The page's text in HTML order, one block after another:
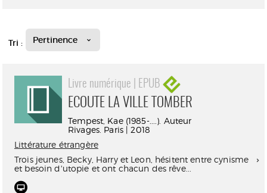
Tri : Pertinence
Livre numérique | EPUB
ECOUTE LA VILLE TOMBER
Tempest, Kae (1985-....). Auteur
Rivages. Paris | 2018
Littérature étrangère
Trois jeunes, Becky, Harry et Leon, hésitent entre cynisme
et besoin d'utopie et ont chacun des rêve...